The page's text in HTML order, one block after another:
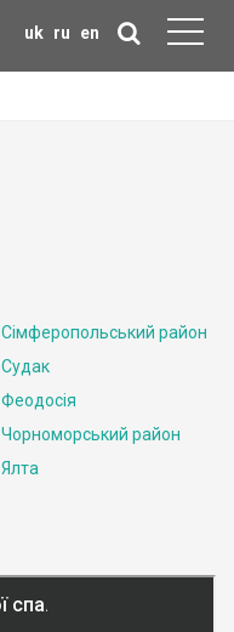
uk ru en
Сімферопольський район
Судак
Феодосія
Чорноморський район
Ялта